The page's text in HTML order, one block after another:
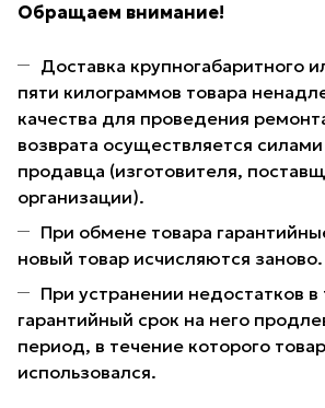
Обращаем внимание!
Доставка крупногабаритного
пяти килограммов товара
качества для проведения
возврата осуществляется силами
продавца (изготовителя,
организации).
При обмене товара
новый товар исчисляются заново.
При устранении недостатков в
гарантийный срок на него
период, в течение которого
использовался.